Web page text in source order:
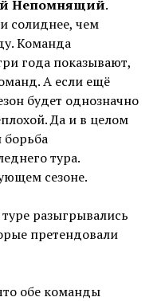
Непомнящий.
солиднее, чем
Команда
года показывают,
А если ещё
будет однозначно
Да и в целом
борьба
тура.
сезоне.
разыгрывались
претендовали
обе команды